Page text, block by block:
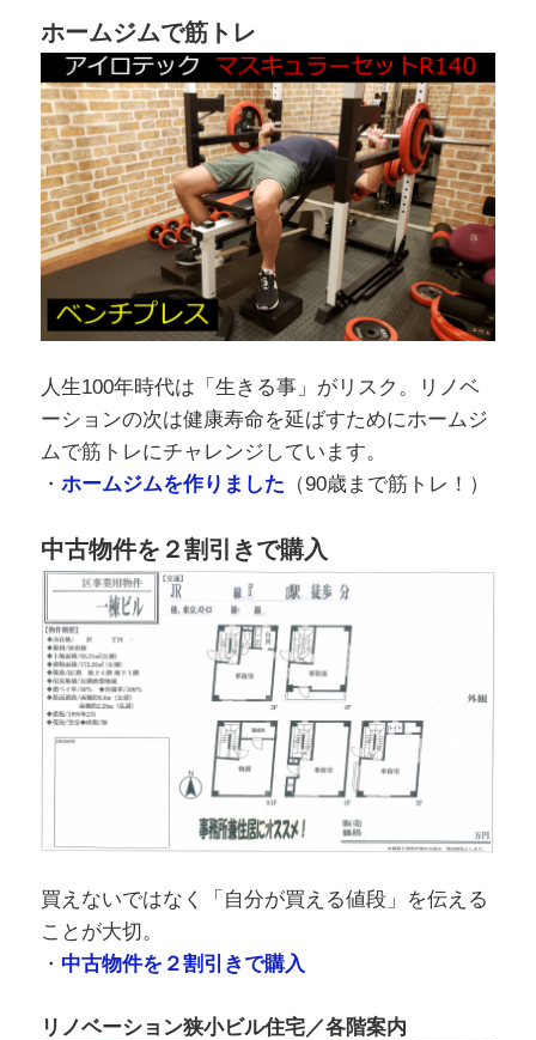
ホームジムで筋トレ
人生100年時代は「生きる事」がリスク。リノベ
ーションの次は健康寿命を延ばすためにホームジ
ムで筋トレにチャレンジしています。
・ ホームジムを作りました （90歳まで筋トレ！）
中古物件を２割引きで購入
買えないではなく「自分が買える値段」を伝える
ことが大切。
・ 中古物件を２割引きで購入
リノベーション狭小ビル住宅／各階案内